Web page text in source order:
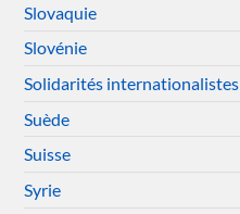
Slovaquie
Slovénie
Solidarités internationalistes
Suède
Suisse
Syrie